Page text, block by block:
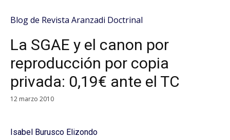
Blog de Revista Aranzadi Doctrinal
La SGAE y el canon por
reproducción por copia
privada: 0,19€ ante el TC
12 marzo 2010
Isabel Burusco Elizondo